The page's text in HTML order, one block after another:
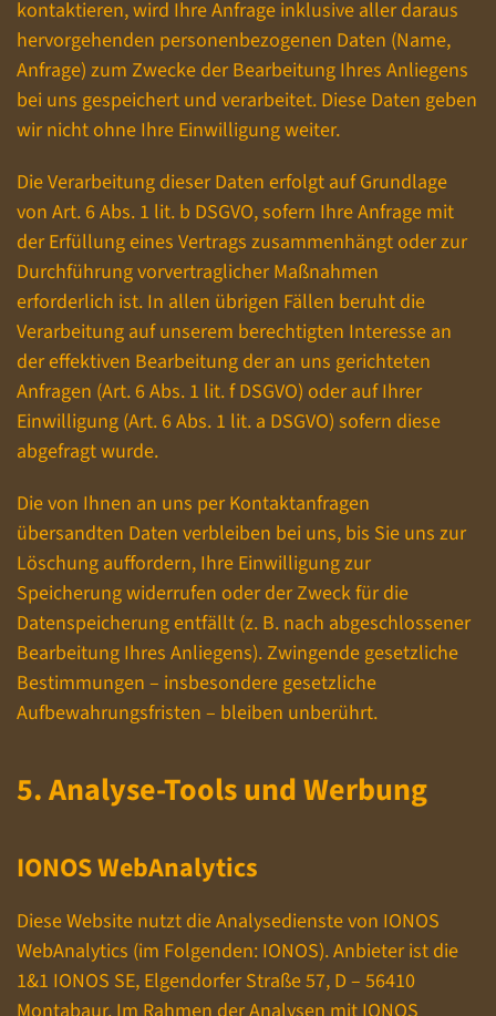
kontaktieren, wird Ihre Anfrage inklusive aller daraus
hervorgehenden personenbezogenen Daten (Name,
Anfrage) zum Zwecke der Bearbeitung Ihres Anliegens
bei uns gespeichert und verarbeitet. Diese Daten geben
wir nicht ohne Ihre Einwilligung weiter.
Die Verarbeitung dieser Daten erfolgt auf Grundlage
von Art. 6 Abs. 1 lit. b DSGVO, sofern Ihre Anfrage mit
der Erfüllung eines Vertrags zusammenhängt oder zur
Durchführung vorvertraglicher Maßnahmen
erforderlich ist. In allen übrigen Fällen beruht die
Verarbeitung auf unserem berechtigten Interesse an
der effektiven Bearbeitung der an uns gerichteten
Anfragen (Art. 6 Abs. 1 lit. f DSGVO) oder auf Ihrer
Einwilligung (Art. 6 Abs. 1 lit. a DSGVO) sofern diese
abgefragt wurde.
Die von Ihnen an uns per Kontaktanfragen
übersandten Daten verbleiben bei uns, bis Sie uns zur
Löschung auffordern, Ihre Einwilligung zur
Speicherung widerrufen oder der Zweck für die
Datenspeicherung entfällt (z. B. nach abgeschlossener
Bearbeitung Ihres Anliegens). Zwingende gesetzliche
Bestimmungen – insbesondere gesetzliche
Aufbewahrungsfristen – bleiben unberührt.
5. Analyse-Tools und Werbung
IONOS WebAnalytics
Diese Website nutzt die Analysedienste von IONOS
WebAnalytics (im Folgenden: IONOS). Anbieter ist die
1&1 IONOS SE, Elgendorfer Straße 57, D – 56410